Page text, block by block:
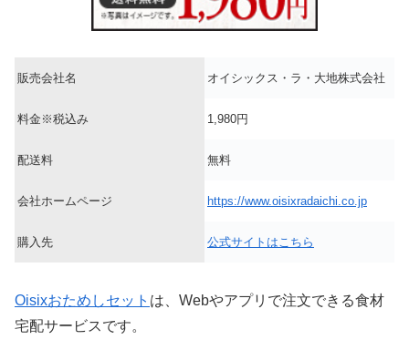
販売会社名 オイシックス・ラ・大地株式会社
料金※税込み 1,980円
配送料 無料
会社ホームページ https://www.oisixradaichi.co.jp
購入先 公式サイトはこちら
Oisixおためしセット は、Webやアプリで注文できる食材
宅配サービスです。